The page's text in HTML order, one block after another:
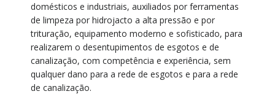
domésticos e industriais, auxiliados por ferramentas
de limpeza por hidrojacto a alta pressão e por
trituração, equipamento moderno e sofisticado, para
realizarem o desentupimentos de esgotos e de
canalização, com competência e experiência, sem
qualquer dano para a rede de esgotos e para a rede
de canalização.